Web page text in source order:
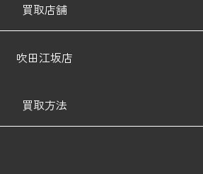
買取店舗
吹田江坂店
買取方法